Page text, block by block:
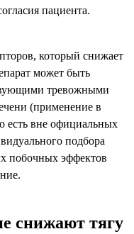
пациента.
который снижает
может быть
тревожными
(применение в
есть вне официальных
подбора
побочных эффектов
снижают тягу